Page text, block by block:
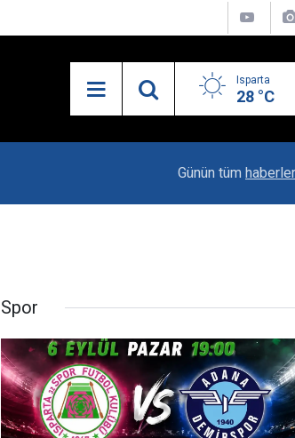
Isparta
28 °C
Vali Erin: Bu İşin
Günün tüm
Spor